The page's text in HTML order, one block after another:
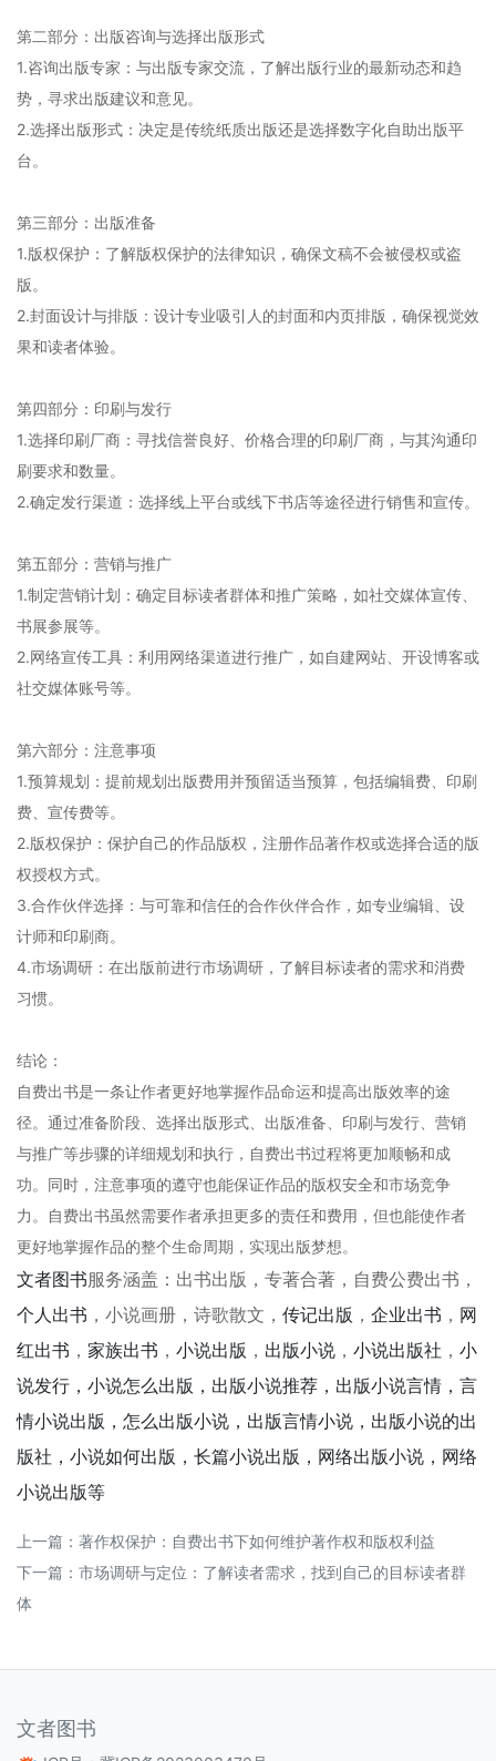
第二部分：出版咨询与选择出版形式
1.咨询出版专家：与出版专家交流，了解出版行业的最新动态和趋
势，寻求出版建议和意见。
2.选择出版形式：决定是传统纸质出版还是选择数字化自助出版平
台。
第三部分：出版准备
1.版权保护：了解版权保护的法律知识，确保文稿不会被侵权或盗
版。
2.封面设计与排版：设计专业吸引人的封面和内页排版，确保视觉效
果和读者体验。
第四部分：印刷与发行
1.选择印刷厂商：寻找信誉良好、价格合理的印刷厂商，与其沟通印
刷要求和数量。
2.确定发行渠道：选择线上平台或线下书店等途径进行销售和宣传。
第五部分：营销与推广
1.制定营销计划：确定目标读者群体和推广策略，如社交媒体宣传、
书展参展等。
2.网络宣传工具：利用网络渠道进行推广，如自建网站、开设博客或
社交媒体账号等。
第六部分：注意事项
1.预算规划：提前规划出版费用并预留适当预算，包括编辑费、印刷
费、宣传费等。
2.版权保护：保护自己的作品版权，注册作品著作权或选择合适的版
权授权方式。
3.合作伙伴选择：与可靠和信任的合作伙伴合作，如专业编辑、设
计师和印刷商。
4.市场调研：在出版前进行市场调研，了解目标读者的需求和消费
习惯。
结论：
自费出书是一条让作者更好地掌握作品命运和提高出版效率的途
径。通过准备阶段、选择出版形式、出版准备、印刷与发行、营销
与推广等步骤的详细规划和执行，自费出书过程将更加顺畅和成
功。同时，注意事项的遵守也能保证作品的版权安全和市场竞争
力。自费出书虽然需要作者承担更多的责任和费用，但也能使作者
更好地掌握作品的整个生命周期，实现出版梦想。
文者图书服务涵盖：出书出版，专著合著，自费公费出书，
个人出书 ，小说画册，诗歌散文， 传记出版 ， 企业出书 ， 网
红出书 ， 家族出书 ， 小说出版 ， 出版小说 ， 小说出版社 ， 小
说发行，小说怎么出版，出版小说推荐，出版小说言情，言
情小说出版，怎么出版小说，出版言情小说，出版小说的出
版社，小说如何出版，长篇小说出版，网络出版小说，网络
小说出版等
上一篇： 著作权保护：自费出书下如何维护著作权和版权利益
下一篇： 市场调研与定位：了解读者需求，找到自己的目标读者群
体
文者图书